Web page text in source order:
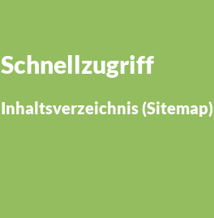
Schnellzugriff
Inhaltsverzeichnis (Sitemap)